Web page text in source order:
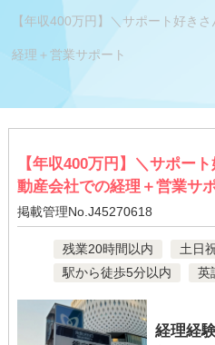
【年収400万円】＼サポート好き
経理＋営業サポート
【年収400万円】＼サポー
動産会社での経理＋営業サ
掲載管理No.J45270618
残業20時間以内
土日
駅から徒歩5分以内
英
経理経